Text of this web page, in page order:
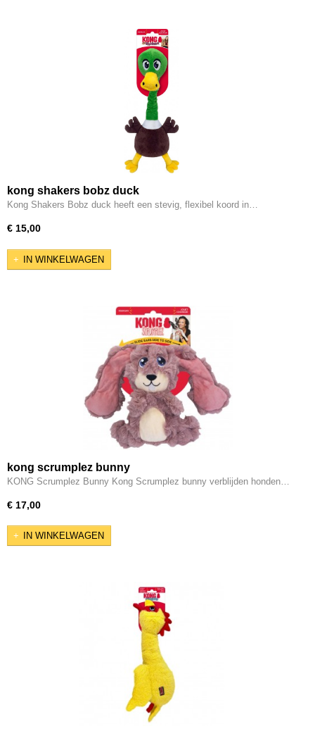
kong shakers bobz duck
Kong Shakers Bobz duck heeft een stevig, flexibel koord in…
€ 15,00
IN WINKELWAGEN
kong scrumplez bunny
KONG Scrumplez Bunny Kong Scrumplez bunny verblijden honden…
€ 17,00
IN WINKELWAGEN